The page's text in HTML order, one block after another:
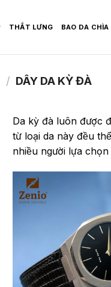
THẮT LƯNG BAO DA CHÌA
/ DÂY DA KỲ ĐÀ
Da kỳ đà luôn được
từ loại da này đều
nhiều người lựa